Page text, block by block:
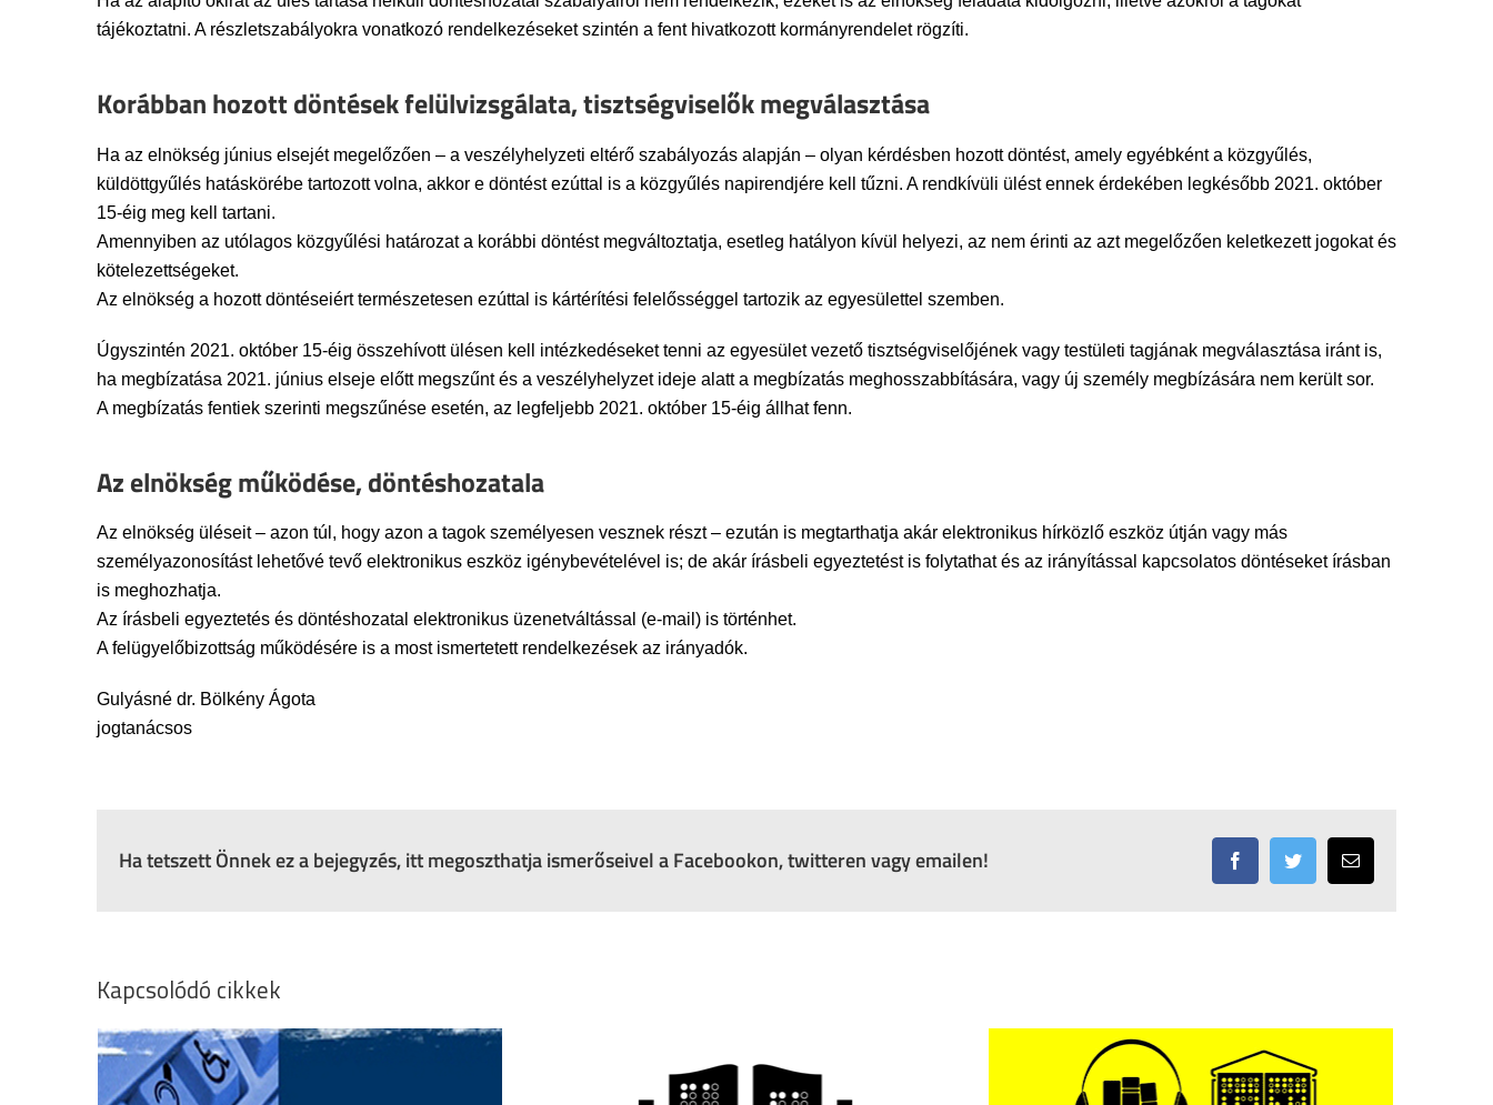
tájékoztatni. A részletszabályokra vonatkozó rendelkezéseket szintén a fent hivatkozott kormányrendelet rögzíti.
Korábban hozott döntések felülvizsgálata, tisztségviselők megválasztása
Ha az elnökség június elsejét megelőzően – a veszélyhelyzeti eltérő szabályozás alapján – olyan kérdésben hozott döntést, amely egyébként a közgyűlés,
küldöttgyűlés hatáskörébe tartozott volna, akkor e döntést ezúttal is a közgyűlés napirendjére kell tűzni. A rendkívüli ülést ennek érdekében legkésőbb 2021. október
15-éig meg kell tartani.
Amennyiben az utólagos közgyűlési határozat a korábbi döntést megváltoztatja, esetleg hatályon kívül helyezi, az nem érinti az azt megelőzően keletkezett jogokat és
kötelezettségeket.
Az elnökség a hozott döntéseiért természetesen ezúttal is kártérítési felelősséggel tartozik az egyesülettel szemben.
Úgyszintén 2021. október 15-éig összehívott ülésen kell intézkedéseket tenni az egyesület vezető tisztségviselőjének vagy testületi tagjának megválasztása iránt is,
ha megbízatása 2021. június elseje előtt megszűnt és a veszélyhelyzet ideje alatt a megbízatás meghosszabbítására, vagy új személy megbízására nem került sor.
A megbízatás fentiek szerinti megszűnése esetén, az legfeljebb 2021. október 15-éig állhat fenn.
Az elnökség működése, döntéshozatala
Az elnökség üléseit – azon túl, hogy azon a tagok személyesen vesznek részt – ezután is megtarthatja akár elektronikus hírközlő eszköz útján vagy más
személyazonosítást lehetővé tevő elektronikus eszköz igénybevételével is; de akár írásbeli egyeztetést is folytathat és az irányítással kapcsolatos döntéseket írásban
is meghozhatja.
Az írásbeli egyeztetés és döntéshozatal elektronikus üzenetváltással (e-mail) is történhet.
A felügyelőbizottság működésére is a most ismertetett rendelkezések az irányadók.
Gulyásné dr. Bölkény Ágota
jogtanácsos
Ha tetszett Önnek ez a bejegyzés, itt megoszthatja ismerőseivel a Facebookon, twitteren vagy emailen! FacebookTwitter Email:
Kapcsolódó cikkek